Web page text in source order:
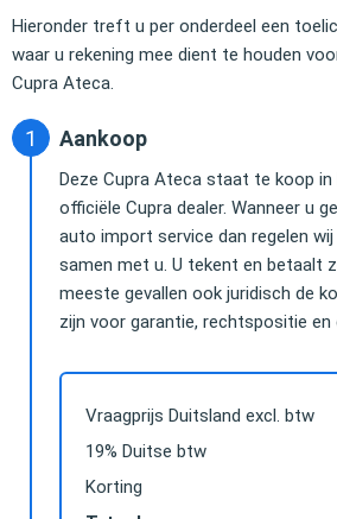
Hieronder treft u per onderdeel een
waar u rekening mee dient te houden
Cupra Ateca.
Aankoop
Deze Cupra Ateca staat te koop in
officiële Cupra dealer. Wanneer u
auto import service dan regelen
samen met u. U tekent en betaalt
meeste gevallen ook juridisch de
zijn voor garantie, rechtspositie en
Vraagprijs Duitsland excl. btw
19% Duitse btw
Korting